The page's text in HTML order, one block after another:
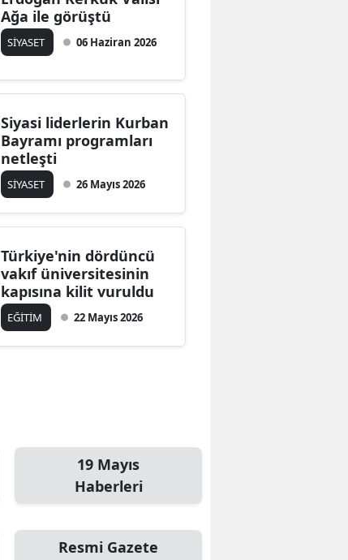
Ağa ile görüştü
SİYASET 06 Haziran 2026
Siyasi liderlerin Kurban
Bayramı programları
netleşti
SİYASET 26 Mayıs 2026
Türkiye'nin dördüncü
vakıf üniversitesinin
kapısına kilit vuruldu
EĞİTİM 22 Mayıs 2026
19 Mayıs
Haberleri
Resmi Gazete